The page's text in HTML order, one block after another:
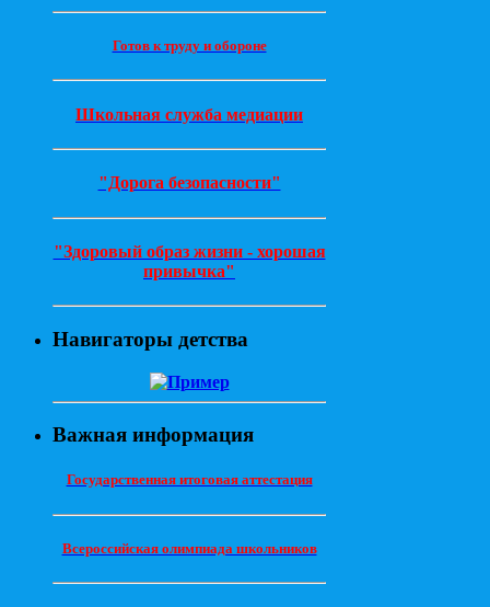
Готов к труду и обороне
Школьная служба медиации
"Дорога безопасности"
"Здоровый образ жизни - хорошая
привычка"
Навигаторы детства
Важная информация
Государственная итоговая аттестация
Всероссийская олимпиада школьников